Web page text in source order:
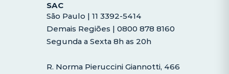
SAC
São Paulo | 11 3392-5414
Demais Regiões | 0800 878 8160
Segunda a Sexta 8h as 20h
R. Norma Pieruccini Giannotti, 466